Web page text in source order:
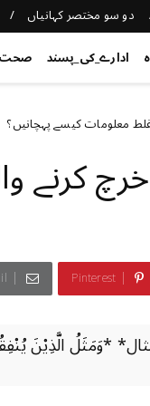
دو سو مختصر کہانیاں
ادارے_کی_پسند صحت
کیسے پہچانیں؟
کرنے
Pinterest
*وَمَثَلُ الَّذِيْنَ